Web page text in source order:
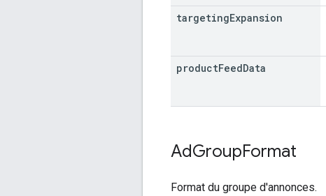
targetingExpansion
productFeedData
AdGroupFormat
Format du groupe d'annonces.